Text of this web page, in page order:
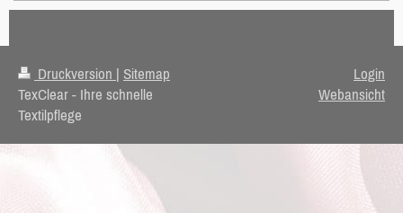
Druckversion | Sitemap
TexClear - Ihre schnelle
Textilpflege
Login
Webansicht